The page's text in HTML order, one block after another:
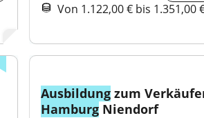
Von 1.122,00 € bis 1.351,00
Ausbildung
Hamburg Niendorf